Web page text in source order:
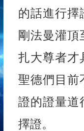
的話進行擇
剛法曼灌頂
扎大尊者才
聖德們目前
證的證量道
擇證。